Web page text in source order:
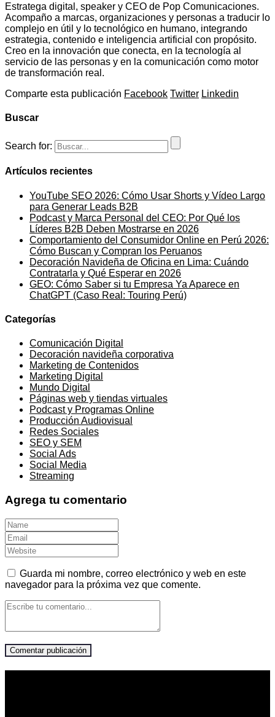
Estratega digital, speaker y CEO de Pop Comunicaciones.
Acompaño a marcas, organizaciones y personas a traducir lo
complejo en útil y lo tecnológico en humano, integrando
estrategia, contenido e inteligencia artificial con propósito.
Creo en la innovación que conecta, en la tecnología al
servicio de las personas y en la comunicación como motor
de transformación real.
Comparte esta publicación Facebook Twitter Linkedin
Buscar
Search for:
Artículos recientes
YouTube SEO 2026: Cómo Usar Shorts y Vídeo Largo
para Generar Leads B2B
Podcast y Marca Personal del CEO: Por Qué los
Líderes B2B Deben Mostrarse en 2026
Comportamiento del Consumidor Online en Perú 2026:
Cómo Buscan y Compran los Peruanos
Decoración Navideña de Oficina en Lima: Cuándo
Contratarla y Qué Esperar en 2026
GEO: Cómo Saber si tu Empresa Ya Aparece en
ChatGPT (Caso Real: Touring Perú)
Categorías
Comunicación Digital
Decoración navideña corporativa
Marketing de Contenidos
Marketing Digital
Mundo Digital
Páginas web y tiendas virtuales
Podcast y Programas Online
Producción Audiovisual
Redes Sociales
SEO y SEM
Social Ads
Social Media
Streaming
Agrega tu comentario
Guarda mi nombre, correo electrónico y web en este
navegador para la próxima vez que comente.